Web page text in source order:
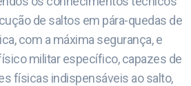
de saltos em pára-quedas de
com a máxima segurança, e
militar específico, capazes de
físicas indispensáveis ao salto,